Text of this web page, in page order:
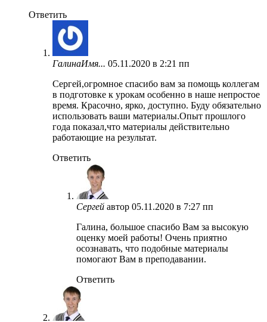
Ответить
ГалинаИмя... 05.11.2020 в 2:21 пп
Сергей,огромное спасибо вам за помощь коллегам
в подготовке к урокам особенно в наше непростое
время. Красочно, ярко, доступно. Буду обязательно
использовать ваши материалы.Опыт прошлого
года показал,что материалы действительно
работающие на результат.
Ответить
Сергей автор 05.11.2020 в 7:27 пп
Галина, большое спасибо Вам за высокую
оценку моей работы! Очень приятно
осознавать, что подобные материалы
помогают Вам в преподавании.
Ответить